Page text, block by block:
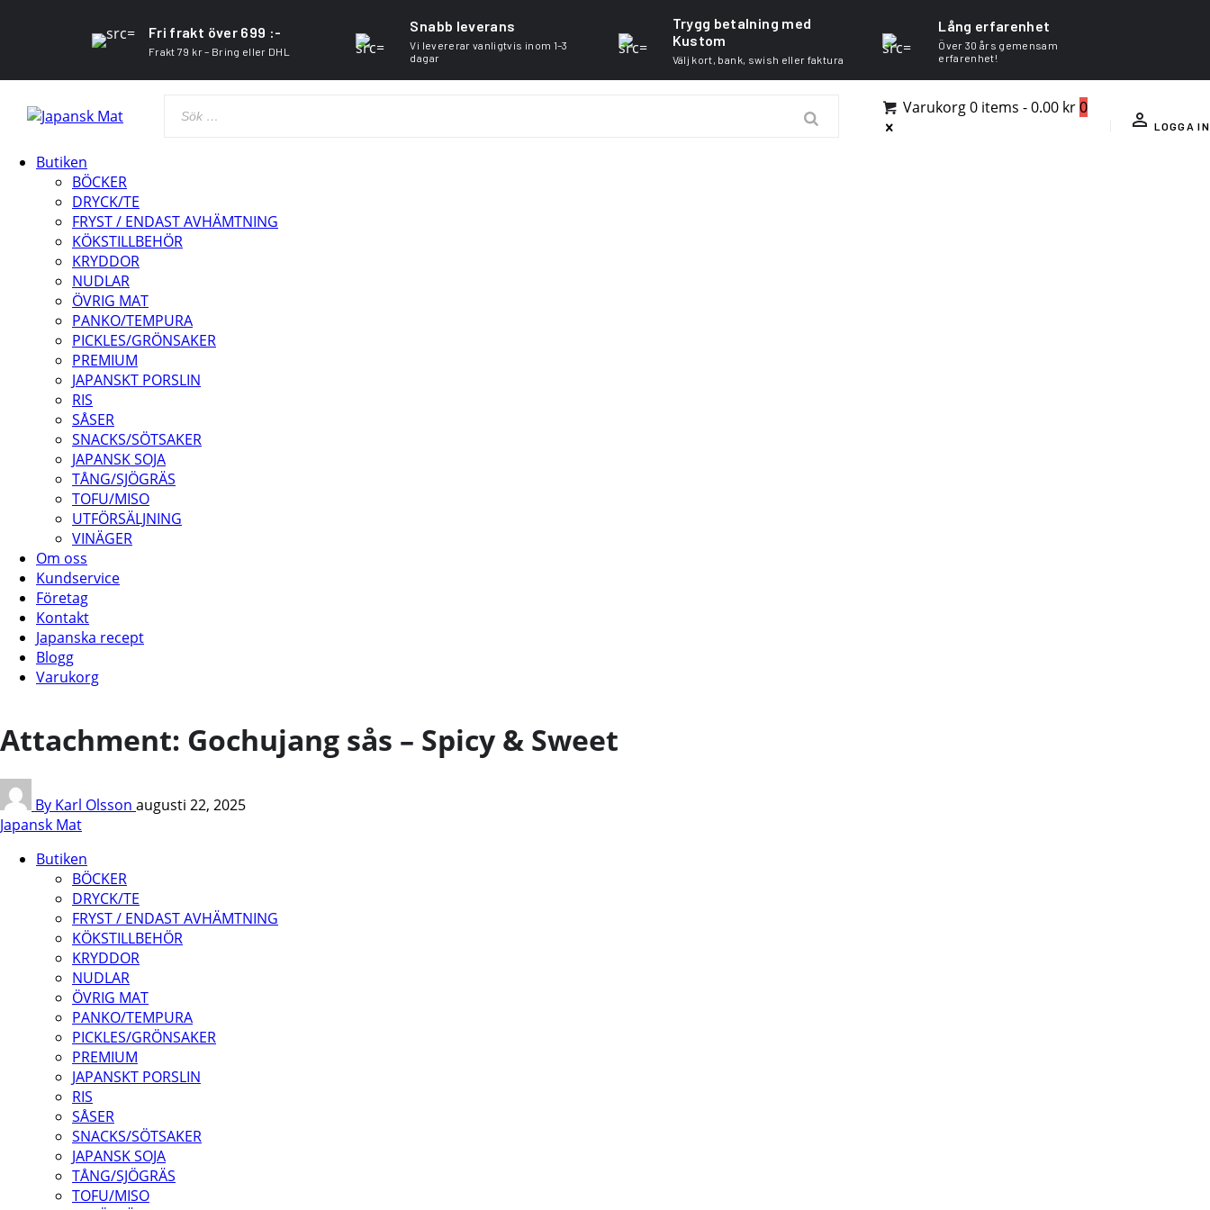
Fri frakt över 699 :-
Frakt 79 kr – Bring eller DHL
Snabb leverans
Vi levererar vanligtvis inom 1–3
dagar
Trygg betalning med
Kustom
Välj kort, bank, swish eller faktura
Lång erfarenhet
Över 30 års gemensam
erfarenhet!
Varukorg0 items -0.00 kr0
LOGGA IN
Butiken
BÖCKER
DRYCK/TE
FRYST / ENDAST AVHÄMTNING
KÖKSTILLBEHÖR
KRYDDOR
NUDLAR
ÖVRIG MAT
PANKO/TEMPURA
PICKLES/GRÖNSAKER
PREMIUM
JAPANSKT PORSLIN
RIS
SÅSER
SNACKS/SÖTSAKER
JAPANSK SOJA
TÅNG/SJÖGRÄS
TOFU/MISO
UTFÖRSÄLJNING
VINÄGER
Om oss
Kundservice
Företag
Kontakt
Japanska recept
Blogg
Varukorg
Attachment: Gochujang sås – Spicy & Sweet
By Karl Olsson augusti 22, 2025
Japansk Mat
Butiken
BÖCKER
DRYCK/TE
FRYST / ENDAST AVHÄMTNING
KÖKSTILLBEHÖR
KRYDDOR
NUDLAR
ÖVRIG MAT
PANKO/TEMPURA
PICKLES/GRÖNSAKER
PREMIUM
JAPANSKT PORSLIN
RIS
SÅSER
SNACKS/SÖTSAKER
JAPANSK SOJA
TÅNG/SJÖGRÄS
TOFU/MISO